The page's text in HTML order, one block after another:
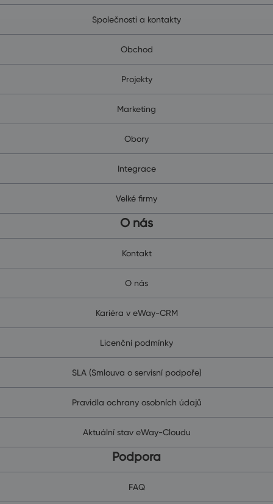
Společnosti a kontakty
Obchod
Projekty
Marketing
Obory
Integrace
Velké firmy
O nás
Kontakt
O nás
Kariéra v eWay-CRM
Licenční podmínky
SLA (Smlouva o servisní podpoře)
Pravidla ochrany osobních údajů
Aktuální stav eWay-Cloudu
Podpora
FAQ